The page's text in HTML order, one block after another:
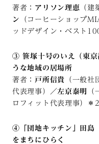
著者： アリソン理恵 （
ン
（コーヒーショップ
ッドデザイン・ベスト
③ 笹塚十号のいえ（東京
うな地域の居場所
著者： 戸所信貴 （一般
代表理事）／左京泰明
ロフィット代表理事）
④「団地キッチン」田島
をまちにひらく